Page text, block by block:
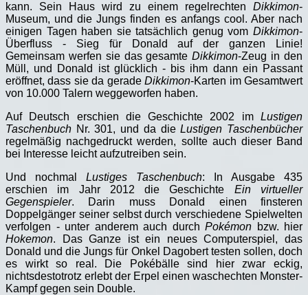
kann. Sein Haus wird zu einem regelrechten Dikkimon-
Museum, und die Jungs finden es anfangs cool. Aber nach
einigen Tagen haben sie tatsächlich genug vom Dikkimon-
Überfluss - Sieg für Donald auf der ganzen Linie!
Gemeinsam werfen sie das gesamteDikkimon-Zeug in den
Müll, und Donald ist glücklich - bis ihm dann ein Passant
eröffnet, dass sie da geradeDikkimon-Karten im Gesamtwert
von 10.000 Talern weggeworfen haben.
Auf Deutsch erschien die Geschichte 2002 im Lustigen
Taschenbuch Nr. 301, und da dieLustigen Taschenbücher
regelmäßig nachgedruckt werden, sollte auch dieser Band
bei Interesse leicht aufzutreiben sein.
Und nochmal Lustiges Taschenbuch: In Ausgabe 435
erschien im Jahr 2012 die Geschichte Ein virtueller
Gegenspieler. Darin muss Donald einen finsteren
Doppelgänger seiner selbst durch verschiedene Spielwelten
verfolgen - unter anderem auch durch Pokémon bzw. hier
Hokemon. Das Ganze ist ein neues Computerspiel, das
Donald und die Jungs für Onkel Dagobert testen sollen, doch
es wirkt so real. Die Pokébälle sind hier zwar eckig,
nichtsdestotrotz erlebt der Erpel einen waschechten Monster-
Kampf gegen sein Double.